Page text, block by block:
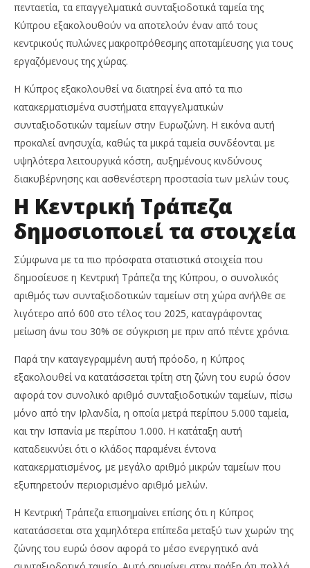
NOW VIEWING
Κατακερματισμένα αλλά με 140.000 μέλη: Η
πενταετής εξέλιξη των συνταξιοδοτικών ταμείων
στην Κύπρο
15
Ιουνίου,
2026
Cyprus
Insurance
News
Team
πενταετία, τα επαγγελματικά συνταξιοδοτικά ταμεία της
Κύπρου εξακολουθούν να αποτελούν έναν από τους
κεντρικούς πυλώνες μακροπρόθεσμης αποταμίευσης για τους
εργαζόμενους της χώρας.
Η Κύπρος εξακολουθεί να διατηρεί ένα από τα πιο
κατακερματισμένα συστήματα επαγγελματικών
συνταξιοδοτικών ταμείων στην Ευρωζώνη. Η εικόνα αυτή
προκαλεί ανησυχία, καθώς τα μικρά ταμεία συνδέονται με
υψηλότερα λειτουργικά κόστη, αυξημένους κινδύνους
διακυβέρνησης και ασθενέστερη προστασία των μελών τους.
Η Κεντρική Τράπεζα
δημοσιοποιεί τα στοιχεία
Σύμφωνα με τα πιο πρόσφατα στατιστικά στοιχεία που
δημοσίευσε η Κεντρική Τράπεζα της Κύπρου, ο συνολικός
αριθμός των συνταξιοδοτικών ταμείων στη χώρα ανήλθε σε
λιγότερο από 600 στο τέλος του 2025, καταγράφοντας
μείωση άνω του 30% σε σύγκριση με πριν από πέντε χρόνια.
Παρά την καταγεγραμμένη αυτή πρόοδο, η Κύπρος
εξακολουθεί να κατατάσσεται τρίτη στη ζώνη του ευρώ όσον
αφορά τον συνολικό αριθμό συνταξιοδοτικών ταμείων, πίσω
μόνο από την Ιρλανδία, η οποία μετρά περίπου 5.000 ταμεία,
και την Ισπανία με περίπου 1.000. Η κατάταξη αυτή
καταδεικνύει ότι ο κλάδος παραμένει έντονα
κατακερματισμένος, με μεγάλο αριθμό μικρών ταμείων που
εξυπηρετούν περιορισμένο αριθμό μελών.
Η Κεντρική Τράπεζα επισημαίνει επίσης ότι η Κύπρος
κατατάσσεται στα χαμηλότερα επίπεδα μεταξύ των χωρών της
ζώνης του ευρώ όσον αφορά το μέσο ενεργητικό ανά